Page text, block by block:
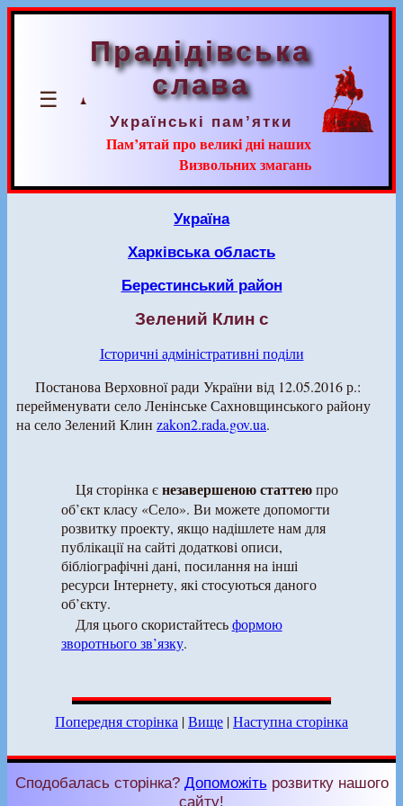
☰
Прадідівська
слава
Українські пам’ятки
Пам’ятай про великі дні наших
Визвольних змагань
Україна
Харківська область
Берестинський район
Зелений Клин с
Історичні адміністративні поділи
Постанова Верховної ради України від 12.05.2016 р.:
перейменувати село Ленінське Сахновщинського району
на село Зелений Клин zakon2.rada.gov.ua.
Ця сторінка єнезавершеною статтеюпро
об’єкт класу «Село». Ви можете допомогти
розвитку проекту, якщо надішлете нам для
публікації на сайті додаткові описи,
бібліографічні дані, посилання на інші
ресурси Інтернету, які стосуються даного
об’єкту.
Для цього скористайтесьформою
зворотнього зв’язку.
Попередня сторінка |Вище |Наступна сторінка
Сподобалась сторінка? Допоможіть розвитку нашого
сайту!